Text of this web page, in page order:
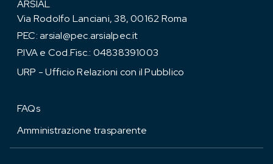
ARSIAL
Via Rodolfo Lanciani, 38, 00162 Roma
PEC:arsial@pec.arsialpec.it
P.IVA e Cod.Fisc.: 04838391003
URP - Ufficio Relazioni con il Pubblico
FAQs
Amministrazione trasparente